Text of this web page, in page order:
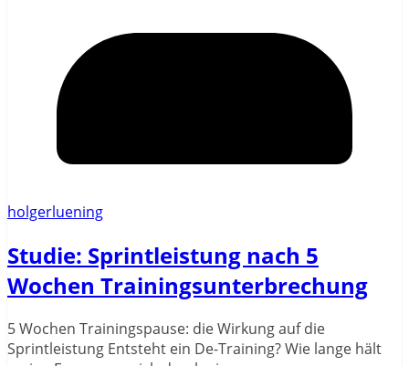
holgerluening
Studie: Sprintleistung nach 5
Wochen Trainingsunterbrechung
5 Wochen Trainingspause: die Wirkung auf die
Sprintleistung Entsteht ein De-Training? Wie lange hält